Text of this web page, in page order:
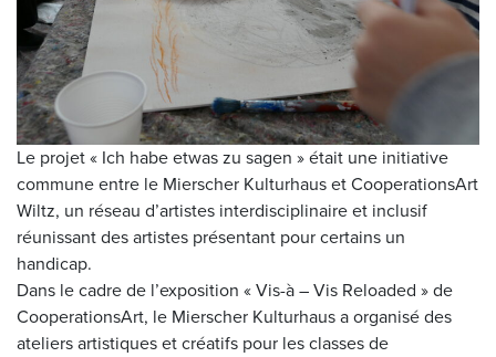
Le projet « Ich habe etwas zu sagen » était une initiative
commune entre le Mierscher Kulturhaus et CooperationsArt
Wiltz, un réseau d’artistes interdisciplinaire et inclusif
réunissant des artistes présentant pour certains un
handicap.
Dans le cadre de l’exposition « Vis-à – Vis Reloaded » de
CooperationsArt, le Mierscher Kulturhaus a organisé des
ateliers artistiques et créatifs pour les classes de